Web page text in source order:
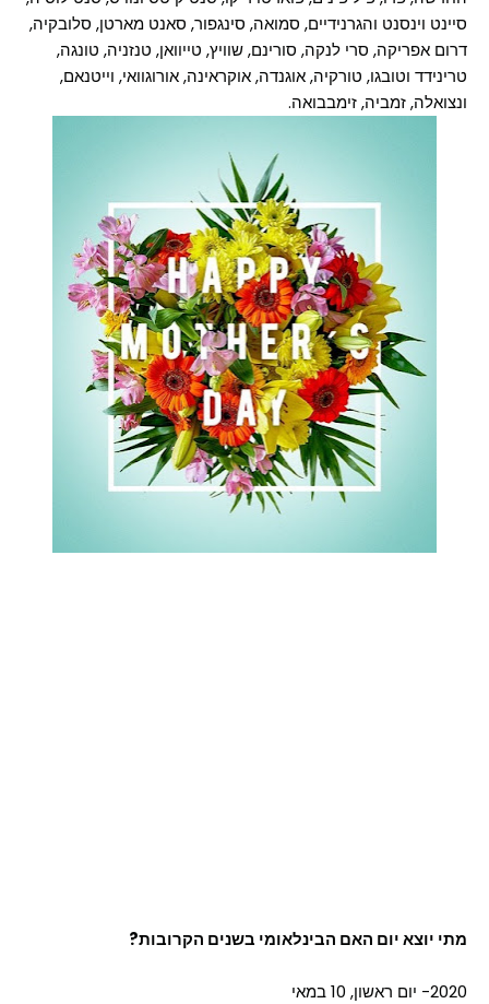
סיינט וינסנט והגרנידיים, סמואה, סינגפור, סאנט מארטן, סלובקיה,
דרום אפריקה, סרי לנקה, סורינם, שוויץ, טייוואן, טנזניה, טונגה,
טרינידד וטובגו, טורקיה, אוגנדה, אוקראינה, אורוגוואי, וייטנאם,
ונצואלה, זמביה, זימבבואה.
מתי יוצא יום האם הבינלאומי בשנים הקרובות?
2020- יום ראשון, 10 במאי